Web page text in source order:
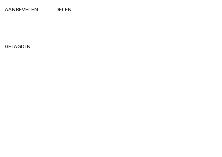
AANBEVELEN DELEN
GETAGD IN